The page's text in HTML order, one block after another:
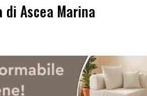
Ascea Marina